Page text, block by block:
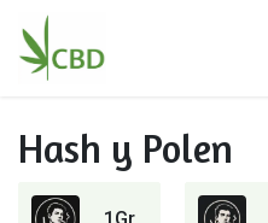
Ir al contenido
Hash y Polen